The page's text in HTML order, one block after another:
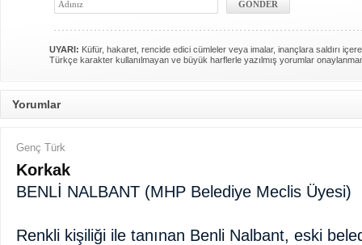
UYARI: Küfür, hakaret, rencide edici cümleler veya imalar, inançlara saldırı
Türkçe karakter kullanılmayan ve büyük harflerle yazılmış yorumlar
Yorumlar
Genç Türk
Korkak
BENLİ NALBANT (MHP Belediye Meclis Üyesi)
Renkli kişiliği ile tanınan Benli Nalbant, eski